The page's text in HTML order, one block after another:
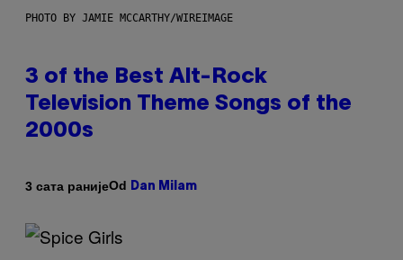
PHOTO BY JAMIE MCCARTHY/WIREIMAGE
3 of the Best Alt-Rock
Television Theme Songs of the
2000s
3 сата ранијеOd Dan Milam